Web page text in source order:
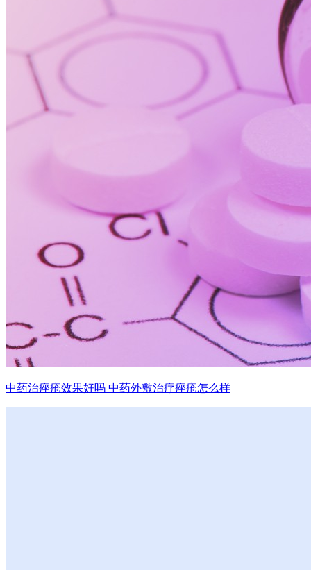
中药治痤疮效果好吗 中药外敷治疗痤疮怎么样